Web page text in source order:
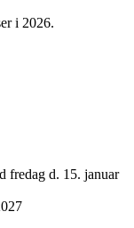
i 2026.
fredag d. 15. januar